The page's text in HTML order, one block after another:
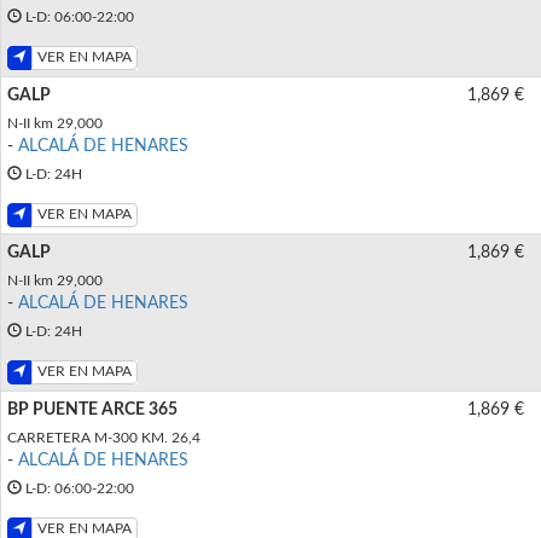
L-D: 06:00-22:00
VER EN MAPA
GALP
N-II km 29,000
- ALCALÁ DE HENARES
L-D: 24H
VER EN MAPA
1,869 €
GALP
N-II km 29,000
- ALCALÁ DE HENARES
L-D: 24H
VER EN MAPA
1,869 €
BP PUENTE ARCE 365
CARRETERA M-300 KM. 26,4
- ALCALÁ DE HENARES
L-D: 06:00-22:00
VER EN MAPA
1,869 €